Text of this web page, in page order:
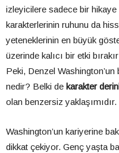
izleyicilere sadece bir
karakterlerinin ruhunu da
yeteneklerinin en büyük
üzerinde kalıcı bir etki
Peki, Denzel Washington’un
nedir? Belki de karakter
olan benzersiz yaklaşımıdır.
Washington’un kariyerine
dikkat çekiyor. Genç yaşta